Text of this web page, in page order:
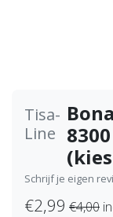
Tisa-
Line
Schrijf je eigen
€2,99 €4,00